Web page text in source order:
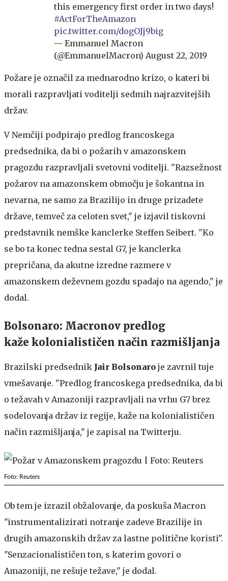
this emergency first order in two days!
#ActForTheAmazon
pic.twitter.com/dogOJj9big
— Emmanuel Macron
(@EmmanuelMacron) August 22, 2019
Požare je označil za mednarodno krizo, o kateri bi
morali razpravljati voditelji sedmih najrazvitejših
držav.
V Nemčiji podpirajo predlog francoskega
predsednika, da bi o požarih v amazonskem
pragozdu razpravljali svetovni voditelji. "Razsežnost
požarov na amazonskem območju je šokantna in
nevarna, ne samo za Brazilijo in druge prizadete
države, temveč za celoten svet," je izjavil tiskovni
predstavnik nemške kanclerke Steffen Seibert. "Ko
se bo ta konec tedna sestal G7, je kanclerka
prepričana, da akutne izredne razmere v
amazonskem deževnem gozdu spadajo na agendo," je
dodal.
Bolsonaro: Macronov predlog
kaže kolonialističen način razmišljanja
Brazilski predsednik Jair Bolsonaro je zavrnil tuje
vmešavanje. "Predlog francoskega predsednika, da bi
o težavah v Amazoniji razpravljali na vrhu G7 brez
sodelovanja držav iz regije, kaže na kolonialističen
način razmišljanja," je zapisal na Twitterju.
Foto: Reuters
Ob tem je izrazil obžalovanje, da poskuša Macron
"instrumentalizirati notranje zadeve Brazilije in
drugih amazonskih držav za lastne politične koristi".
"Senzacionalističen ton, s katerim govori o
Amazoniji, ne rešuje težave," je dodal.